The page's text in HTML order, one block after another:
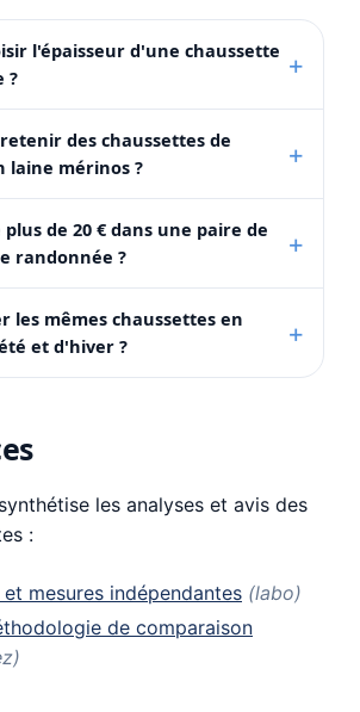
l'épaisseur d'une chaussette
?
des chaussettes de
laine mérinos ?
de 20 € dans une paire de
randonnée ?
les mêmes chaussettes en
et d'hiver ?
les analyses et avis des
:
et mesures indépendantes (labo)
de comparaison